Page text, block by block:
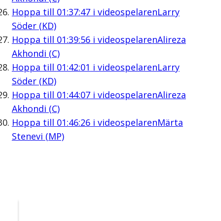
Hoppa till 01:37:47i videospelarenLarry
Söder (KD)
Hoppa till 01:39:56i videospelarenAlireza
Akhondi (C)
Hoppa till 01:42:01 i videospelarenLarry
Söder (KD)
Hoppa till 01:44:07i videospelarenAlireza
Akhondi (C)
Hoppa till 01:46:26i videospelarenMärta
Stenevi (MP)